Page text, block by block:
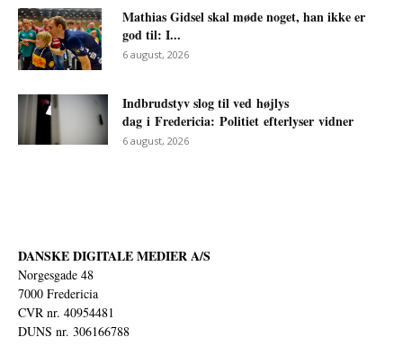
Mathias Gidsel skal møde noget, han ikke er
god til: I...
6 august, 2026
Indbrudstyv slog til ved højlys
dag i Fredericia: Politiet efterlyser vidner
6 august, 2026
DANSKE DIGITALE MEDIER A/S
Norgesgade 48
7000 Fredericia
CVR nr. 40954481
DUNS nr. 306166788